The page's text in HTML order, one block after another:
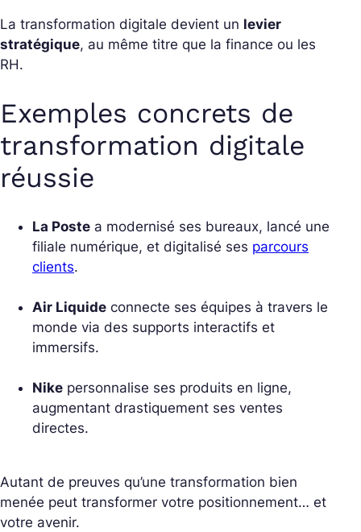
La transformation digitale devient un levier
stratégique, au même titre que la finance ou les
RH.
Exemples concrets de
transformation digitale
réussie
La Poste a modernisé ses bureaux, lancé une
filiale numérique, et digitalisé ses parcours
clients.
Air Liquide connecte ses équipes à travers le
monde via des supports interactifs et
immersifs.
Nike personnalise ses produits en ligne,
augmentant drastiquement ses ventes
directes.
Autant de preuves qu’une transformation bien
menée peut transformer votre positionnement… et
votre avenir.